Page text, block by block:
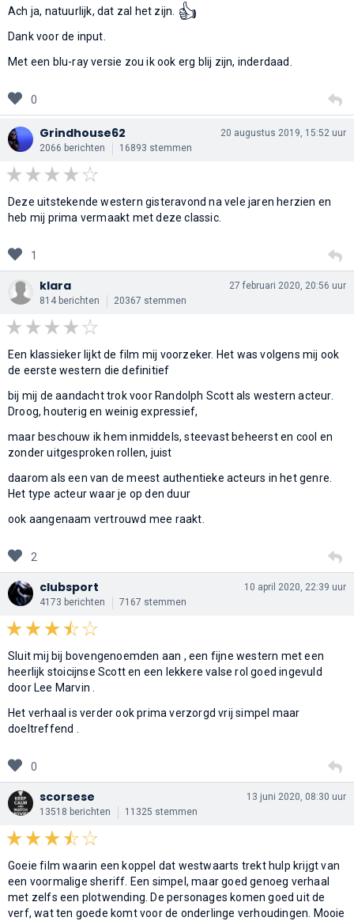
Ach ja, natuurlijk, dat zal het zijn.
👍
Dank voor de input.
Met een blu-ray versie zou ik ook erg blij zijn, inderdaad.
0
Grindhouse62
2066 berichten 16893 stemmen
20 augustus 2019, 15:52 uur
Deze uitstekende western gisteravond na vele jaren herzien en
heb mij prima vermaakt met deze classic.
1
klara
814 berichten 20367 stemmen
27 februari 2020, 20:56 uur
Een klassieker lijkt de film mij voorzeker. Het was volgens mij ook
de eerste western die definitief
bij mij de aandacht trok voor Randolph Scott als western acteur.
Droog, houterig en weinig expressief,
maar beschouw ik hem inmiddels, steevast beheerst en cool en
zonder uitgesproken rollen, juist
daarom als een van de meest authentieke acteurs in het genre.
Het type acteur waar je op den duur
ook aangenaam vertrouwd mee raakt.
2
clubsport
4173 berichten 7167 stemmen
10 april 2020, 22:39 uur
Sluit mij bij bovengenoemden aan , een fijne western met een
heerlijk stoicijnse Scott en een lekkere valse rol goed ingevuld
door Lee Marvin .
Het verhaal is verder ook prima verzorgd vrij simpel maar
doeltreffend .
0
scorsese
13518 berichten 11325 stemmen
13 juni 2020, 08:30 uur
Goeie film waarin een koppel dat westwaarts trekt hulp krijgt van
een voormalige sheriff. Een simpel, maar goed genoeg verhaal
met zelfs een plotwending. De personages komen goed uit de
verf, wat ten goede komt voor de onderlinge verhoudingen. Mooie